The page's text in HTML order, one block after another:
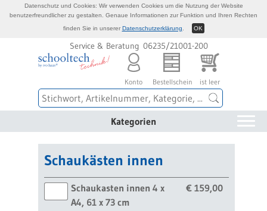
Service & Beratung 06235/21001-200
Konto Bestellschein ist leer
Kategorien
Schaukästen innen
Schaukasten innen 4 x
A4, 61 x 73 cm
€ 159,00
Datenschutz und Cookies: Wir verwenden Cookies um die Nutzung der Website
benutzerfreundlicher zu gestalten. Genaue Informationen zur Funktion und Ihren Rechten
finden Sie in unserer Datenschutzerklärung OK